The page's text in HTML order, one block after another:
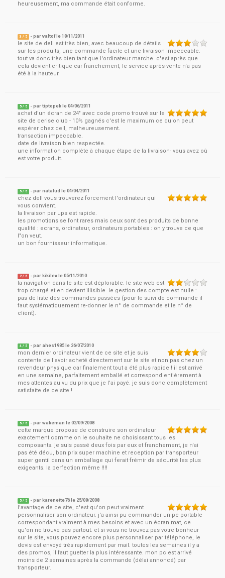
heureusement, ma commande était conforme.
3 / 5 - parvaltofle18/11/2011
le site de dell est très bien, avec beaucoup de détails
sur les produits, une commande facile et une livraison impeccable.
tout va donc très bien tant que l'ordinateur marche. c'est après que
cela devient critique car franchement, le service après-vente n'a pas
été à la hauteur.
5 / 5 - partiptopek le04/06/2011
achat d'un écran de 24" avec code promo trouvé sur le
site de cerise club - 10% gagnés c'est le maximum ce qu'on peut
espérer chez dell, malheureusement.
transaction impeccable.
date de livraison bien respectée.
une information complète à chaque étape de la livraison- vous avez où
est votre produit.
5 / 5 - parnatalud le04/04/2011
chez dell vous trouverez forcement l'ordinateur qui
vous convient.
la livraison par ups est rapide.
les promotions se font rares mais ceux sont des produits de bonne
qualité : ecrans, ordinateur, ordinateurs portables : on y trouve ce que
l"on veut.
un bon fournisseur informatique.
2 / 5 - par kikilev le05/11/2010
la navigation dans le site est déplorable. le site web est
trop chargé et en devient illisible. le gestion des compte est nulle :
pas de liste des commandes passées (pour le suivi de commande il
faut systématiquement re-donner le n° de commande et le n° de
client).
4 / 5 - par ahes1985 le 26/07/2010
mon dernier ordinateur vient de ce site et je suis
contente de l'avoir acheté directement sur le site et non pas chez un
revendeur physique car finalement tout a été plus rapide ! il est arrivé
en une semaine, parfaitement emballé et correspond entièrement à
mes attentes au vu du prix que je l'ai payé. je suis donc complètement
satisfaite de ce site !
5 / 5 - parwakeman le02/09/2008
cette marque propose de construire son ordinateur
exactement comme on le souhaite ne choisissant tous les
composants. je suis passé deux fois par eux et franchement, je n'ai
pas été décu, bon prix super machine et reception par transporteur
super gentil dans un emballage qui ferait frémir de sécurité les plus
exigeants. la perfection même !!!!
5 / 5 - par karenette76le 25/08/2008
l'avantage de ce site, c'est qu'on peut vraiment
personnaliser son ordinateur. j'a ainsi pu commander un pc portable
correspondant vraiment à mes besoins et avec un écran mat, ce
qu'on ne trouve pas partout. et si vous ne trouvez pas votre bonheur
sur le site, vous pouvez encore plus personnaliser par téléphone, le
devis est envoyé très rapidement par mail. toutes les semaines il y a
des promos, il faut guetter la plus intéressante. mon pc est arrivé
moins de 2 semaines après la commande (délai annoncé) par
transporteur.